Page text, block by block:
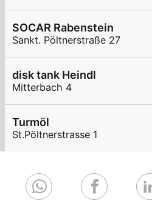
SOCAR Rabenstein
Sankt. Pöltnerstraße 27
disk tank Heindl
Mitterbach 4
Turmöl
St.Pöltnerstrasse 1